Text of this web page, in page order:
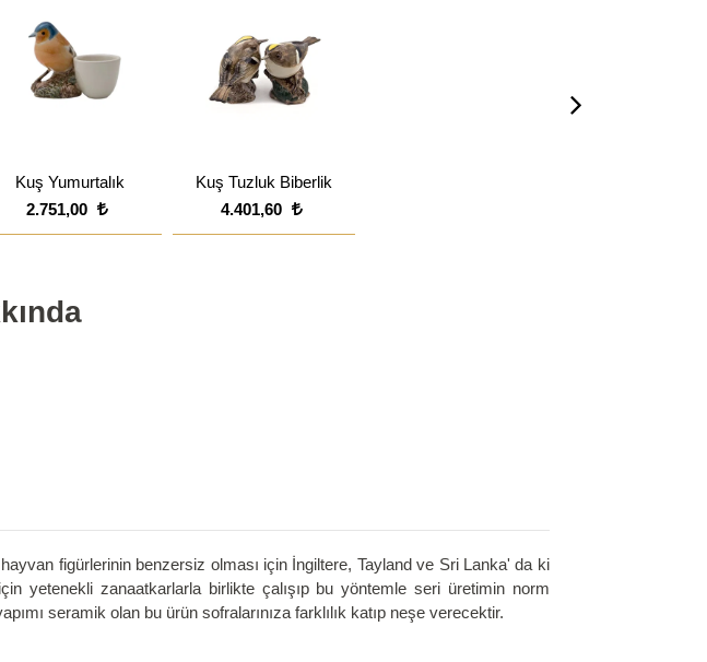
Kuş Yumurtalık
2.751,00
Kuş Tuzluk Biberlik
4.401,60
figürlerinin benzersiz olması için İngiltere, Tayland ve Sri Lanka' da ki
yetenekli zanaatkarlarla birlikte çalışıp bu yöntemle seri üretimin norm
seramik olan bu ürün sofralarınıza farklılık katıp neşe verecektir.